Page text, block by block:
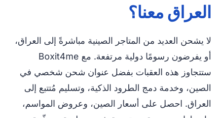
العراق معنا؟
لا يشحن العديد من المتاجر الصينية مباشرةً إلى العراق،
أو يفرضون رسومًا دولية مرتفعة. مع Boxit4me
ستتجاوز هذه العقبات بفضل عنوان شحن شخصي في
الصين، وخدمة دمج الطرود الذكية، وتسليم مُتتبع إلى
العراق. احصل على أسعار الصين، وعروض المواسم،